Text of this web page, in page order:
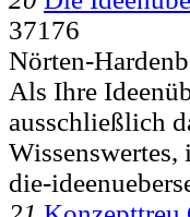
37176
Nörten-
Als Ihre
ausschließlich
Wissenswertes,
die-